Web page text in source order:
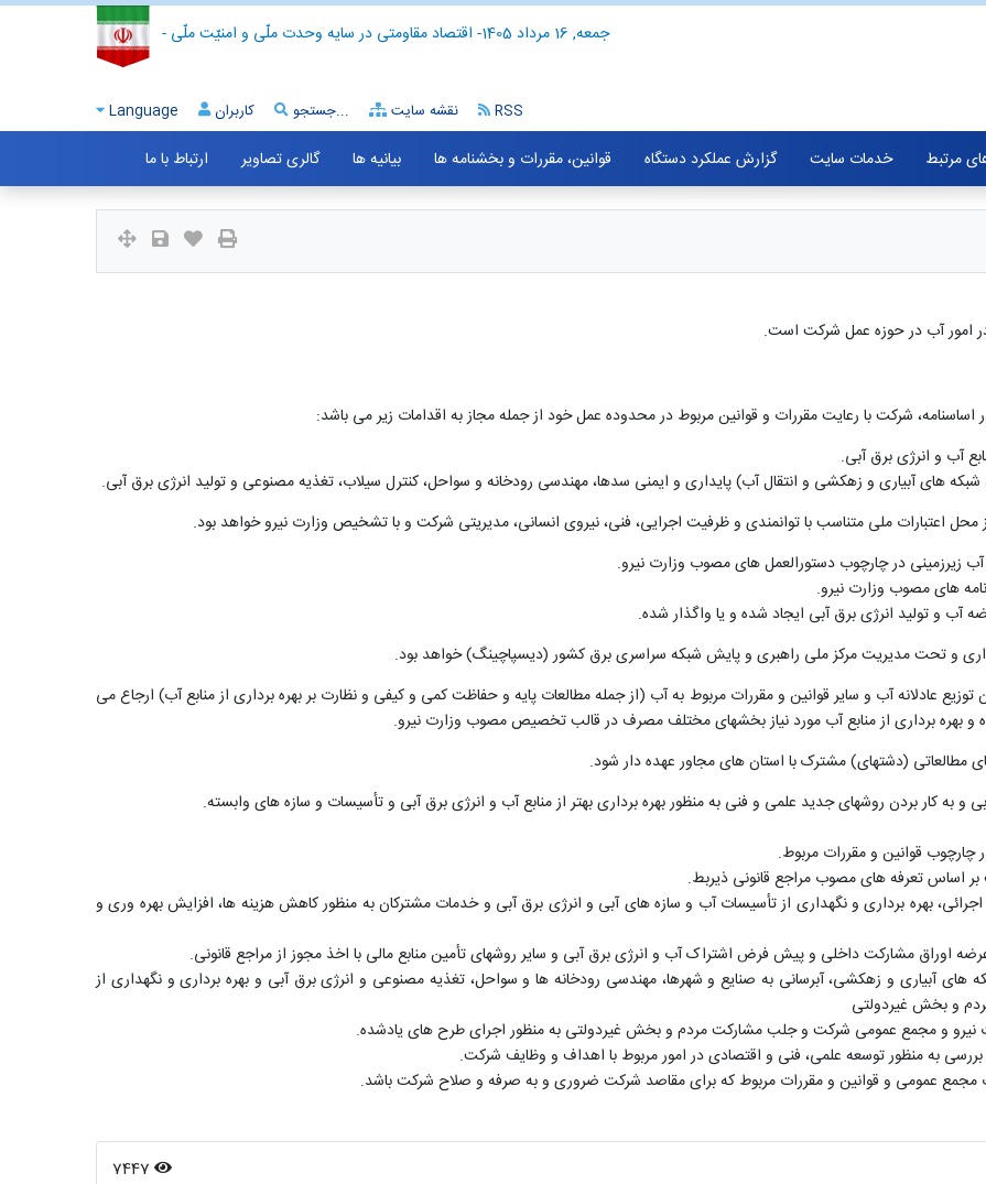
- اقتصاد مقاومتی در سایه وحدت ملّی و امنیّت ملّی - جمعه, 16 مرداد 1405
Language کاربران جستجو... نقشه سایت RSS
مرتبط خدمات سایت گزارش عملکرد دستگاه قوانین، مقررات و بخشنامه ها بیانیه ها گالری تصاویر ارتباط با ما
امور آب در حوزه عمل شرکت است.
شرکت با رعایت مقررات و قوانین مربوط در محدوده عمل خود از جمله مجاز به اقدامات زیر می باشد:
آب و انرژی برق آبی.
های آبیاری و زهکشی و انتقال آب) پایداری و ایمنی سدها، مهندسی رودخانه و سواحل، کنترل سیلاب، تغذیه مصنوعی و تولید انرژی برق آبی.
محل اعتبارات ملی متناسب با توانمندی و ظرفیت اجرایی، فنی، نیروی انسانی، مدیریتی شرکت و با تشخیص وزارت نیرو خواهد بود.
آب زیرزمینی در چارچوب دستورالعمل های مصوب وزارت نیرو.
های مصوب وزارت نیرو.
آب و تولید انرژی برق آبی ایجاد شده و یا واگذار شده.
و تحت مدیریت مرکز ملی راهبری و پایش شبکه سراسری برق کشور (دیسپاچینگ) خواهد بود.
توزیع عادلانه آب و سایر قوانین و مقررات مربوط به آب (از جمله مطالعات پایه و حفاظت کمی و کیفی و نظارت بر بهره برداری از منابع آب) ارجاع می
و بهره برداری از منابع آب مورد نیاز بخشهای مختلف مصرف در قالب تخصیص مصوب وزارت نیرو.
مطالعاتی (دشتهای) مشترک با استان های مجاور عهده دار شود.
و به کار بردن روشهای جدید علمی و فنی به منظور بهره برداری بهتر از منابع آب و انرژی برق آبی و تأسیسات و سازه های وابسته.
چارچوب قوانین و مقررات مربوط.
اساس تعرفه های مصوب مراجع قانونی ذیربط.
بهره برداری و نگهداری از تأسیسات آب و سازه های آبی و انرژی برق آبی و خدمات مشترکان به منظور کاهش هزینه ها، افزایش بهره وری و
اوراق مشارکت داخلی و پیش فرض اشتراک آب و انرژی برق آبی و سایر روشهای تأمین منابع مالی با اخذ مجوز از مراجع قانونی.
آبیاری و زهکشی، آبرسانی به صنایع و شهرها، مهندسی رودخانه ها و سواحل، تغذیه مصنوعی و انرژی برق آبی و بهره برداری و نگهداری از
و بخش غیردولتی
نیرو و مجمع عمومی شرکت و جلب مشارکت مردم و بخش غیردولتی به منظور اجرای طرح های یادشده.
به منظور توسعه علمی، فنی و اقتصادی در امور مربوط با اهداف و وظایف شرکت.
مجمع عمومی و قوانین و مقررات مربوط که برای مقاصد شرکت ضروری و به صرفه و صلاح شرکت باشد.
7447